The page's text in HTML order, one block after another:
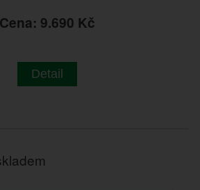
Cena: 9.690 Kč
Detail